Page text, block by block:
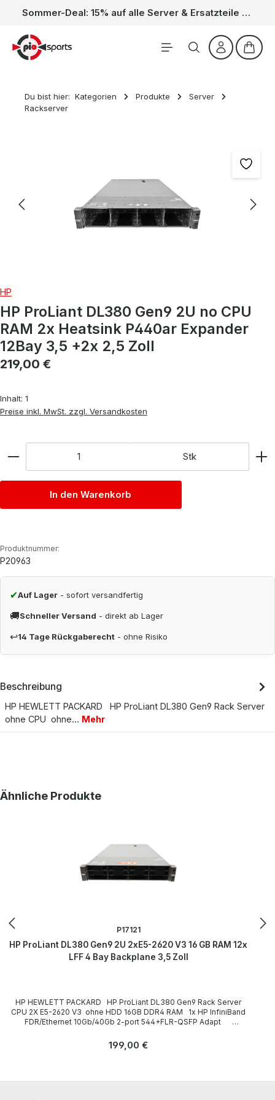
Zum Hauptinhalt springen Sommer-Deal: 15% auf alle Server & Ersatzteile – Kein Code nötig, der Rabatt wird automatisch im Warenkorb abgezogen. Gültig vom 01.06. bis 31.08.
Du bist hier: Kategorien Produkte
Server
Rackserver
HP
HP ProLiant DL380 Gen9 2U no CPU
RAM 2x Heatsink P440ar Expander
12Bay 3,5 +2x 2,5 Zoll
Regulärer Preis:
219,00 €
Inhalt: 1
Preise inkl. MwSt. zzgl. Versandkosten
Stk
In den Warenkorb
Produktnummer:
P20963
✔Auf Lager - sofort versandfertig
🚚Schneller Versand - direkt ab Lager
↩14 Tage Rückgaberecht - ohne Risiko
Beschreibung
HP HEWLETT PACKARD HP ProLiant DL380 Gen9 Rack Server
ohne CPU ohne… Mehr
Produktgalerie überspringen
Ähnliche Produkte
P17121
HP ProLiant DL380 Gen9 2U 2xE5-2620 V3 16 GB RAM 12x
LFF 4 Bay Backplane 3,5 Zoll
CPU 2X E5-2620 V3 ohne HDD 16GB DDR4 RAM 1x HP InfiniBand
FDR/Ethernet 10Gb/40Gb 2-port 544+FLR-QSFP Adapt
front / frontseitig: 12 x 3,5 Zoll (1x 4Bay Backplane) CPU / Prozessor
Festplatten ohne HDD CD-/DVD-ROM Laufwerk none / ohne
Regulärer Preis:
199,00 €